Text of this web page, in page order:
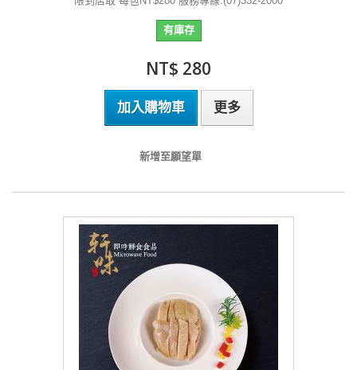
有庫存
NT$ 280
加入購物車 更多
新增至願望單